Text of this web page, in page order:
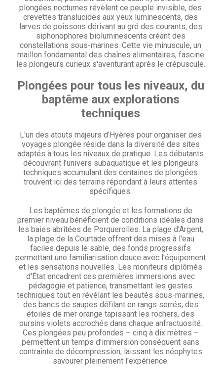
plongées nocturnes révèlent ce peuple invisible, des
crevettes translucides aux yeux luminescents, des
larves de poissons dérivant au gré des courants, des
siphonophores bioluminescents créant des
constellations sous-marines. Cette vie minuscule, un
maillon fondamental des chaînes alimentaires, fascine
les plongeurs curieux s'aventurant après le crépuscule.
Plongées pour tous les niveaux, du
baptême aux explorations
techniques
L'un des atouts majeurs d'Hyères pour organiser des
voyages plongée réside dans la diversité des sites
adaptés à tous les niveaux de pratique. Les débutants
découvrant l'univers subaquatique et les plongeurs
techniques accumulant des centaines de plongées
trouvent ici des terrains répondant à leurs attentes
spécifiques.
Les baptêmes de plongée et les formations de
premier niveau bénéficient de conditions idéales dans
les baies abritées de Porquerolles. La plage d'Argent,
la plage de la Courtade offrent des mises à l'eau
faciles depuis le sable, des fonds progressifs
permettant une familiarisation douce avec l'équipement
et les sensations nouvelles. Les moniteurs diplômés
d'État encadrent ces premières immersions avec
pédagogie et patience, transmettant les gestes
techniques tout en révélant les beautés sous-marines,
des bancs de saupes défilant en rangs serrés, des
étoiles de mer orange tapissant les rochers, des
oursins violets accrochés dans chaque anfractuosité.
Ces plongées peu profondes – cinq à dix mètres –
permettent un temps d'immersion conséquent sans
contrainte de décompression, laissant les néophytes
savourer pleinement l'expérience.